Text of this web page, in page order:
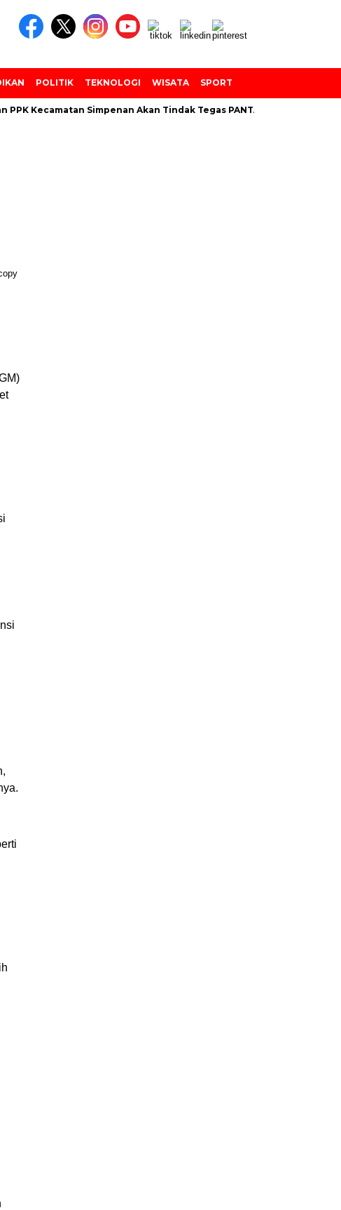
POLITIK TEKNOLOGI WISATA SPORT
Kecamatan Simpenan Akan Tindak Tegas PANTARLIH Yang Tembak